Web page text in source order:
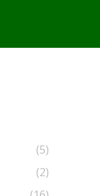
(5)
(2)